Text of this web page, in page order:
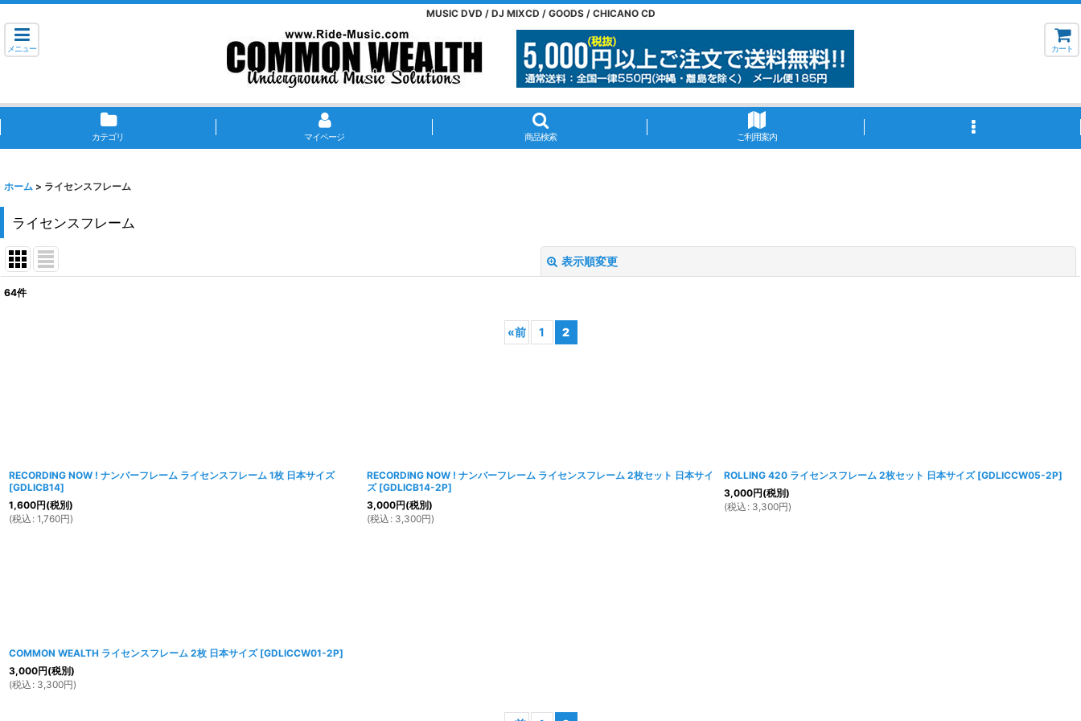
MUSIC DVD / DJ MIXCD / GOODS / CHICANO CD
メニュー カート
カテゴリ マイページ 商品検索 ご利用案内
ホーム > ライセンスフレーム
ライセンスフレーム
表示順変更
64件
«前 1 2
RECORDING NOW ! ナンバーフレーム ライセンスフレーム 1枚 日本サイズ
[GDLICB14]
1,600円(税別)
(税込 : 1,760円)
RECORDING NOW ! ナンバーフレーム ライセンスフレーム 2枚セット 日本サイ
ズ [GDLICB14-2P]
3,000円(税別)
(税込 : 3,300円)
ROLLING 420 ライセンスフレーム 2枚セット 日本サイズ [GDLICCW05-2P]
3,000円(税別)
(税込 : 3,300円)
COMMON WEALTH ライセンスフレーム 2枚 日本サイズ [GDLICCW01-2P]
3,000円(税別)
(税込 : 3,300円)